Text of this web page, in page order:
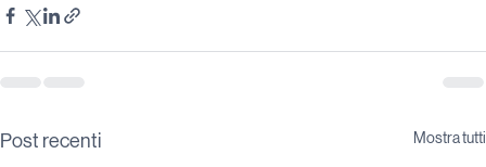
Post recenti Mostra tutti